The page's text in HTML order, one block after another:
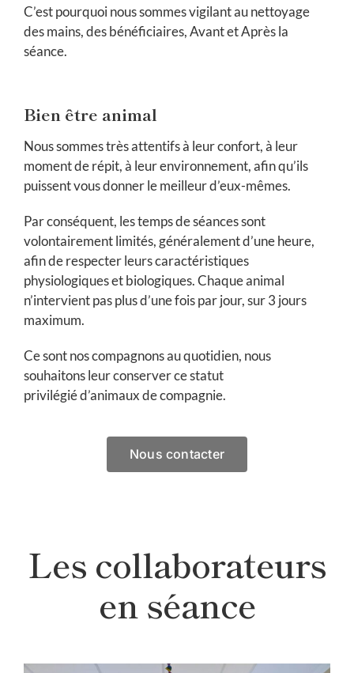
C’est pourquoi nous sommes vigilant au nettoyage
des mains, des bénéficiaires, Avant et Après la
séance.
Bien être animal
Nous sommes très attentifs à leur confort, à leur
moment de répit, à leur environnement, afin qu’ils
puissent vous donner le meilleur d’eux-mêmes.
Par conséquent, les temps de séances sont
volontairement limités, généralement d’une heure,
afin de respecter leurs caractéristiques
physiologiques et biologiques. Chaque animal
n’intervient pas plus d’une fois par jour, sur 3 jours
maximum.
Ce sont nos compagnons au quotidien, nous
souhaitons leur conserver ce statut
privilégié d’animaux de compagnie.
Nous contacter
Les collaborateurs
en séance